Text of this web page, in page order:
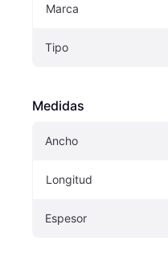
Marca
Tipo
Medidas
Ancho
Longitud
Espesor